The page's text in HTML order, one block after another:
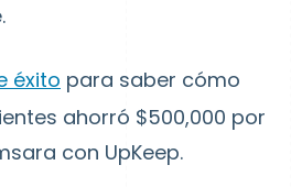
éxito para saber cómo
ahorró $500,000 por
con UpKeep.